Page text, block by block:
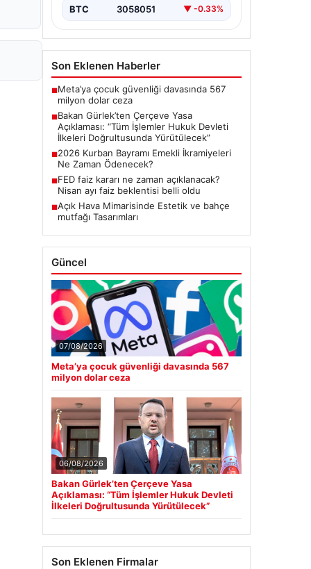
Meclis'te kabul…
BTC 3058051 ▼ -0.33%
Son Eklenen Haberler
■Meta’ya çocuk güvenliği davasında 567
milyon dolar ceza
■Bakan Gürlek’ten Çerçeve Yasa
Açıklaması: “Tüm İşlemler Hukuk Devleti
İlkeleri Doğrultusunda Yürütülecek”
■2026 Kurban Bayramı Emekli İkramiyeleri
Ne Zaman Ödenecek?
■FED faiz kararı ne zaman açıklanacak?
Nisan ayı faiz beklentisi belli oldu
■Açık Hava Mimarisinde Estetik ve bahçe
mutfağı Tasarımları
Güncel
07/08/2026
Meta’ya çocuk güvenliği davasında 567
milyon dolar ceza
06/08/2026
Bakan Gürlek’ten Çerçeve Yasa
Açıklaması: “Tüm İşlemler Hukuk Devleti
İlkeleri Doğrultusunda Yürütülecek”
Son Eklenen Firmalar